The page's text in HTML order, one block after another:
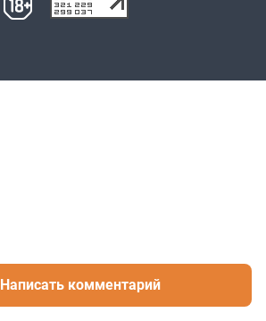
Написать комментарий